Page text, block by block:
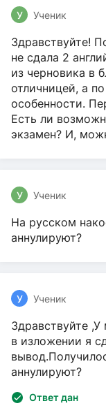
У Ученик
Здравствуйте!
не сдала 2
из черновика в
отличницей, а
особенности.
Есть ли
экзамен? И,
У Ученик
На русском
аннулируют?
У Ученик
Здравствуйте
в изложении я
аннулируют?
Ответ дан